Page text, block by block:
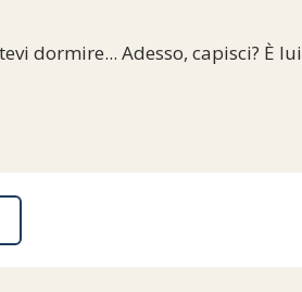
dormire... Adesso, capisci? È lui